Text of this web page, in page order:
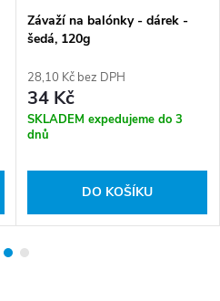
Závaží na balónky - dárek -
šedá, 120g
28,10 Kč bez DPH
34 Kč
SKLADEM expedujeme do 3
dnů
DO KOŠÍKU